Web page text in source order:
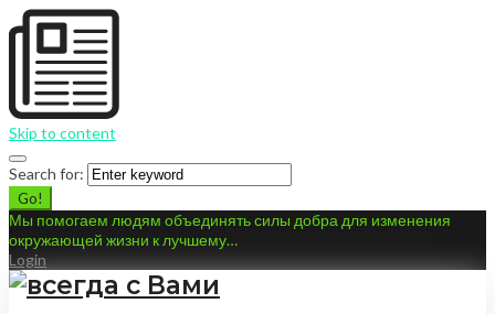
Skip to content
Search for:
Go!
Мы помогаем людям объединять силы добра для изменения
окружающей жизни к лучшему…
Login